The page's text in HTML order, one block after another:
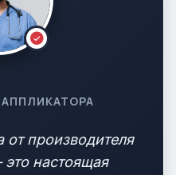
от производителя
настоящая